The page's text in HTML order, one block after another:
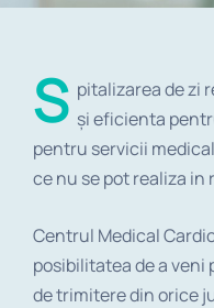
S pitalizarea de zi
și eficienta
pentru servicii
ce nu se pot realiza in
Centrul Medical
posibilitatea de a
de trimitere din orice